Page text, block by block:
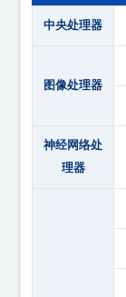
中央处理器
图像处理器
神经网络处
理器